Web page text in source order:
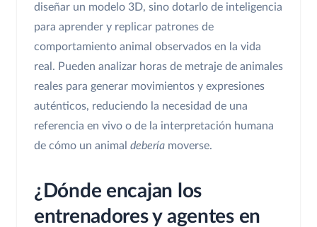
diseñar un modelo 3D, sino dotarlo de inteligencia
para aprender y replicar patrones de
comportamiento animal observados en la vida
real. Pueden analizar horas de metraje de animales
reales para generar movimientos y expresiones
auténticos, reduciendo la necesidad de una
referencia en vivo o de la interpretación humana
de cómo un animal debería moverse.
¿Dónde encajan los
entrenadores y agentes en